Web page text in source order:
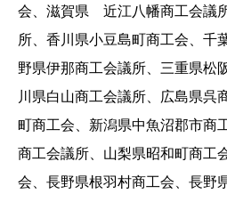
会、滋賀県 近江八幡商工会議
所、香川県小豆島町商工会、千
野県伊那商工会議所、三重県松
川県白山商工会議所、広島県呉
町商工会、新潟県中魚沼郡市商
商工会議所、山梨県昭和町商工
会、長野県根羽村商工会、長野